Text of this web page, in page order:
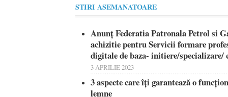
STIRI ASEMANATOARE
Anunț Federatia Patronala Petrol si
achizitie pentru Servicii formare
digitale de baza- initiere/specializare/
3 APRILIE 2023
3 aspecte care îți garantează o
lemne